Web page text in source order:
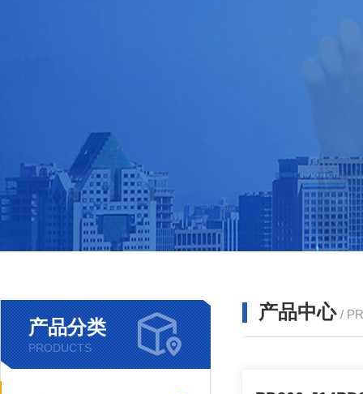
产品分类
PRODUCTS
产品中心 /